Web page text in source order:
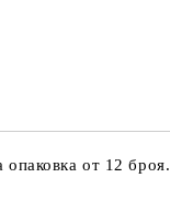
от 12 броя.